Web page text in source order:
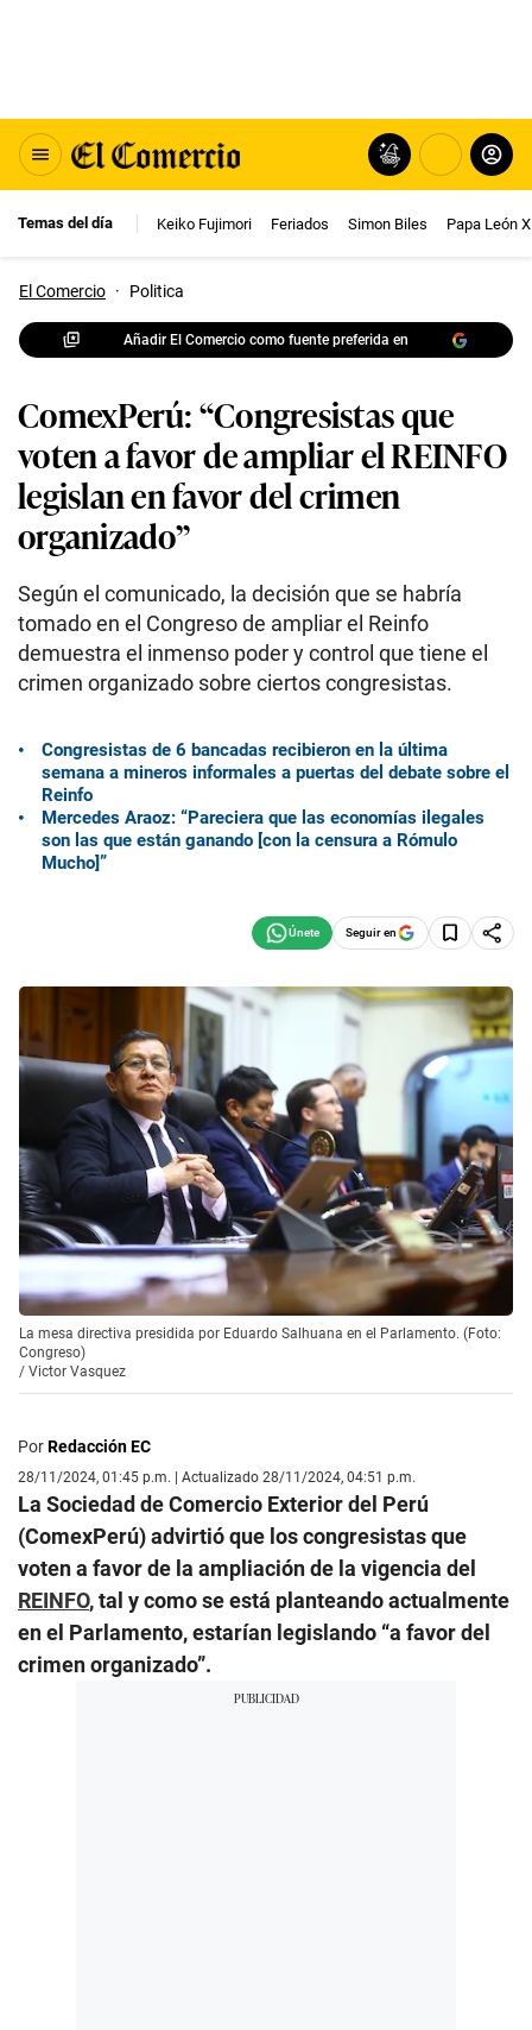
Temas del día Keiko Fujimori Feriados Simon Biles Papa León
El Comercio · Politica
Añadir El Comercio como fuente preferida en
ComexPerú: “Congresistas que
voten a favor de ampliar el REINFO
legislan en favor del crimen
organizado”
Según el comunicado, la decisión que se habría
tomado en el Congreso de ampliar el Reinfo
demuestra el inmenso poder y control que tiene el
crimen organizado sobre ciertos congresistas.
Congresistas de 6 bancadas recibieron en la última
semana a mineros informales a puertas del debate sobre el
Reinfo
Mercedes Araoz: “Pareciera que las economías ilegales
son las que están ganando [con la censura a Rómulo
Mucho]”
Seguir en
La mesa directiva presidida por Eduardo Salhuana en el Parlamento. (Foto:
Congreso)
/ Victor Vasquez
PorRedacción EC
28/11/2024, 01:45 p.m. | Actualizado 28/11/2024, 04:51 p.m.
La Sociedad de Comercio Exterior del Perú
(ComexPerú) advirtió que los congresistas que
voten a favor de la ampliación de la vigencia del
REINFO, tal y como se está planteando actualmente
en el Parlamento, estarían legislando “a favor del
crimen organizado”.